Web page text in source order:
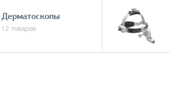
Дерматоскопы
12 товаров